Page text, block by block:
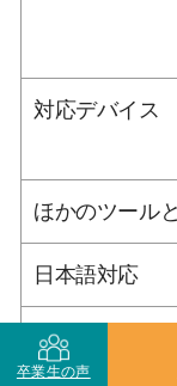
対応デバイス
ほかのツール
日本語対応
費用
卒業生の声